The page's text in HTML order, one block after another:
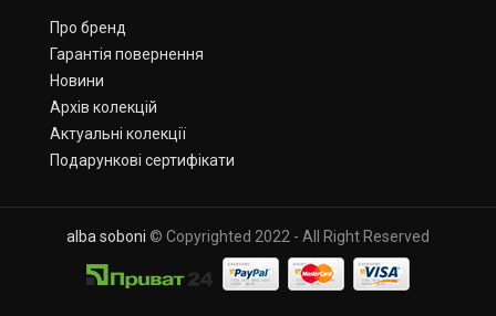
Про бренд
Гарантія повернення
Новини
Архів колекцій
Актуальні колекції
Подарункові сертифікати
alba soboni © Copyrighted 2022 - All Right Reserved